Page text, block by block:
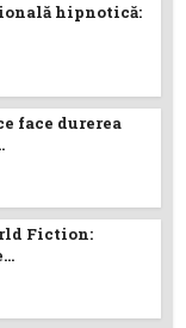
hipnotică:
face durerea
Fiction: